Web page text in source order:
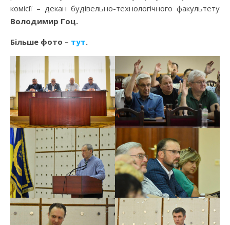
комісії – декан будівельно-технологічного факультету
Володимир Гоц.
Більше фото – тут.